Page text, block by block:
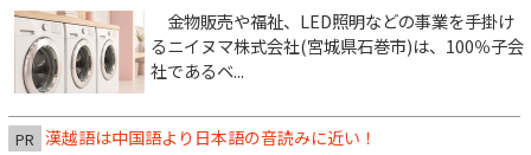
金物販売や福祉、LED照明などの事業を手掛け
るニイヌマ株式会社(宮城県石巻市)は、100％子会
社であるベ...
PR 漢越語は中国語より日本語の音読みに近い！